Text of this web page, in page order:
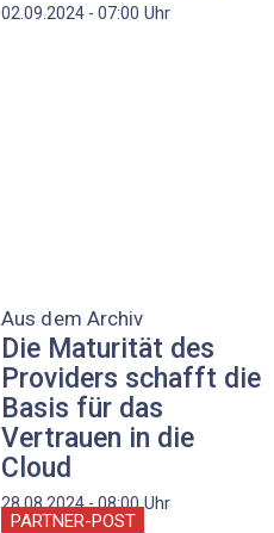
02.09.2024 - 07:00 Uhr
Aus dem Archiv
Die Maturität des
Providers schafft die
Basis für das
Vertrauen in die
Cloud
28.08.2024 - 08:00Uhr
PARTNER-POST